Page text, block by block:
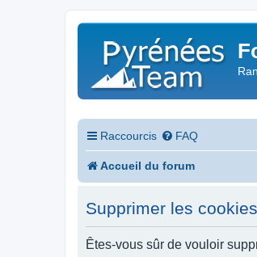
Raccourcis FAQ
Accueil du forum
Supprimer les cookies
Êtes-vous sûr de vouloir